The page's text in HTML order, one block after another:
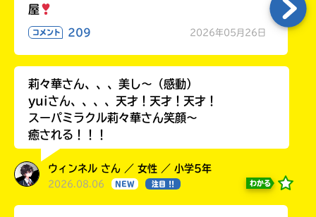
屋
コメント 209 2026年05月26日
莉々華さん、、、美し〜（感動）
yuiさん、、、、天才！天才！天才！
スーパミラクル莉々華さん笑顔〜
癒される！！！
ウィンネル さん ／ 女性 ／ 小学5年
2026.08.06 NEW 注目 !! わかる